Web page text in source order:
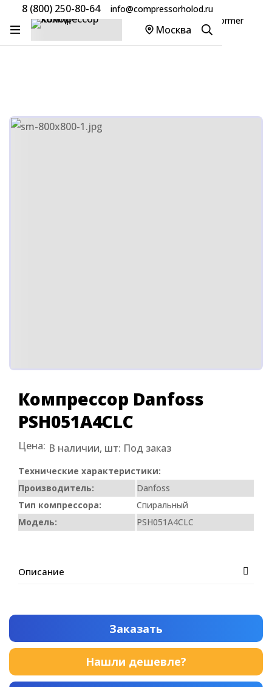
8 (800) 250-80-64 info@compressorholod.ru
Москва
Главная Товары
Компрессоры Danfoss/Performer
Компрессор Danfoss PSH051A4CLC
Компрессор Danfoss
PSH051A4CLC
Цена: В наличии, шт: Под заказ
Технические характеристики:
Производитель:
Danfoss
Тип компрессора:
Спиральный
Модель:
PSH051A4CLC
Описание
Заказать
Нашли дешевле?